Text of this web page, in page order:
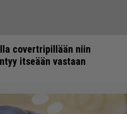
covertripillään niin
itseään vastaan